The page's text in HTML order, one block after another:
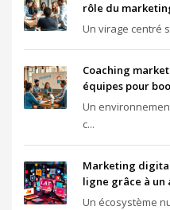
rôle du
Un virage centré
Coaching
équipes pour
Un
c...
Marketing
ligne grâce à
Un écosystème